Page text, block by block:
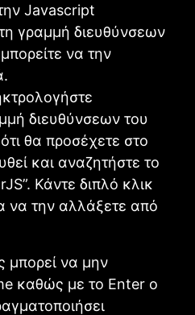
Javascript
γραμμή διευθύνσεων
να την
διευθύνσεων του
θα προσέχετε στο
και αναζητήστε το
Κάντε διπλό κλικ
να την αλλάξετε από
να μην
καθώς με το Enter ο